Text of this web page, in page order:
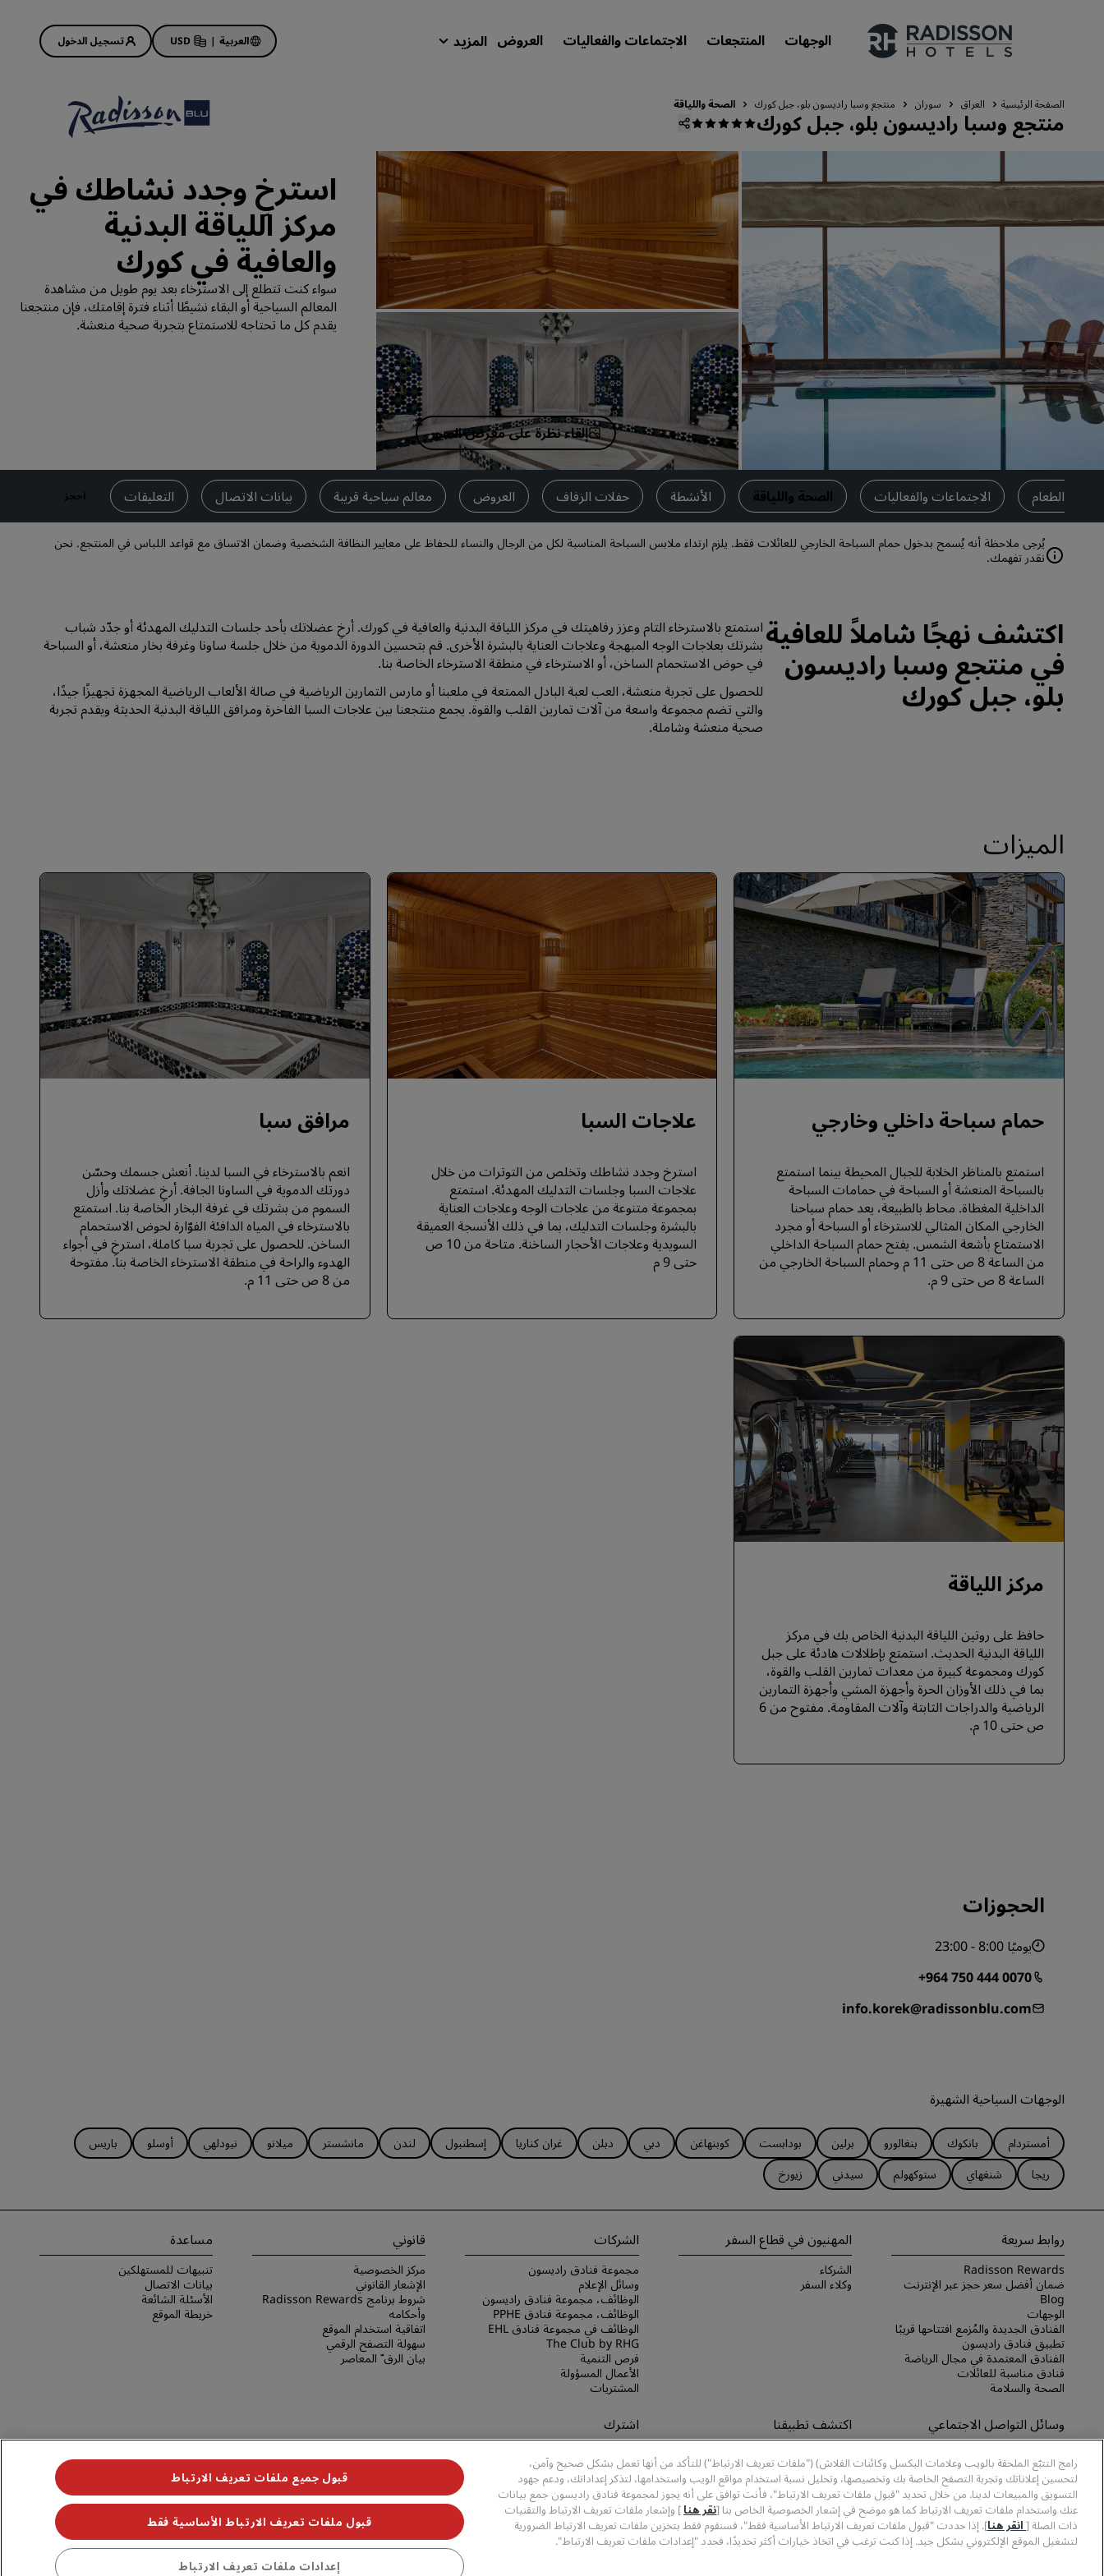
الوجهات المنتجعات الاجتماعات والفعاليات العروض المزيد العربية |
USD تسجيل الدخول
علاماتنا التجارية
العلامات التجارية التابعة في الصين
الوجهات
المنتجعات
فنادق قريبة من المطار
الفنادق الجديدة والمرتقب افتتاحها قريبًا
الاجتماعات والفعاليات
استكشف برنامج Radisson Meetings
احجز اجتماعًا
اطلب عرض أسعار
وجهات الفعاليات
حلول الصناعة
البحث عن الرحلات
البحث عن الرحلات
الخدمات الرقمية
تطبيق فنادق راديسون
عروض الفنادق
ابدأ الآن لربح الكثير
Deals of the Day
احجز مقدمًا
اطلع على الباقات المتاحة لدينا
أفكار السفر
مسافر بغرض العمل
فنادق في وسط المدينة
تفضل بزيارة مدونتنا
المزايا
كيفية استخدام النقاط
موظفو الحجز ومُنظِّمو الرحلات
الصفحة الرئيسية العراق سوران منتجع وسبا راديسون بلو، جبل كورك الصحة واللياقة
منتجع وسبا راديسون بلو، جبل كورك
إلقاء نظرة على معرض الصور
استرخِ وجدد نشاطك في
مركز اللياقة البدنية
والعافية في كورك
سواء كنت تتطلع إلى الاسترخاء بعد يوم طويل من مشاهدة
المعالم السياحية أو البقاء نشيطًا أثناء فترة إقامتك، فإن منتجعنا
يقدم كل ما تحتاجه للاستمتاع بتجربة صحية منعشة.
تناول الطعام الاجتماعات والفعاليات الصحة واللياقة الأنشطة حفلات الزفاف العروض معالم سياحية قريبة بيانات الاتصال التعليقات احجز
يُرجى ملاحظة أنه يُسمح بدخول حمام السباحة الخارجي للعائلات فقط. يلزم ارتداء ملابس السباحة المناسبة لكل من الرجال والنساء للحفاظ على معايير النظافة الشخصية وضمان الاتساق مع قواعد اللباس في المنتجع. نحن
نقدر تفهمك.
اكتشف نهجًا شاملاً للعافية
في منتجع وسبا راديسون
بلو، جبل كورك
استمتع بالاسترخاء التام وعزز رفاهيتك في مركز اللياقة البدنية والعافية في كورك. أرخِ عضلاتك بأحد جلسات التدليك المهدئة أو جدّد شباب
بشرتك بعلاجات الوجه المبهجة وعلاجات العناية بالبشرة الأخرى. قم بتحسين الدورة الدموية من خلال جلسة ساونا وغرفة بخار منعشة، أو السباحة
في حوض الاستحمام الساخن، أو الاسترخاء في منطقة الاسترخاء الخاصة بنا.
للحصول على تجربة منعشة، العب لعبة البادل الممتعة في ملعبنا أو مارس التمارين الرياضية في صالة الألعاب الرياضية المجهزة تجهيزًا جيدًا،
والتي تضم مجموعة واسعة من آلات تمارين القلب والقوة. يجمع منتجعنا بين علاجات السبا الفاخرة ومرافق اللياقة البدنية الحديثة ويقدم تجربة
صحية منعشة وشاملة.
الميزات
حمام سباحة داخلي وخارجي
استمتع بالمناظر الخلابة للجبال المحيطة بينما استمتع
بالسباحة المنعشة أو السباحة في حمامات السباحة
الداخلية المغطاة. محاط بالطبيعة، يعد حمام سباحنا
الخارجي المكان المثالي للاسترخاء أو السباحة أو مجرد
الاستمتاع بأشعة الشمس. يفتح حمام السباحة الداخلي
من الساعة 8 ص حتى 11 م وحمام السباحة الخارجي من
الساعة 8 ص حتى 9 م.
علاجات السبا
استرخ وجدد نشاطك وتخلص من التوترات من خلال
علاجات السبا وجلسات التدليك المهدئة. استمتع
بمجموعة متنوعة من علاجات الوجه وعلاجات العناية
بالبشرة وجلسات التدليك، بما في ذلك الأنسجة العميقة
السويدية وعلاجات الأحجار الساخنة. متاحة من 10 ص
حتى 9 م
مرافق سبا
انعم بالاسترخاء في السبا لدينا. أنعش جسمك وحسّن
دورتك الدموية في الساونا الجافة. أرخِ عضلاتك وأزل
السموم من بشرتك في غرفة البخار الخاصة بنا. استمتع
بالاسترخاء في المياه الدافئة الفوّارة لحوض الاستحمام
الساخن. للحصول على تجربة سبا كاملة، استرخِ في أجواء
الهدوء والراحة في منطقة الاسترخاء الخاصة بنا. مفتوحة
من 8 ص حتى 11 م.
مركز اللياقة
حافظ على روتين اللياقة البدنية الخاص بك في مركز
اللياقة البدنية الحديث. استمتع بإطلالات هادئة على جبل
كورك ومجموعة كبيرة من معدات تمارين القلب والقوة،
بما في ذلك الأوزان الحرة وأجهزة المشي وأجهزة التمارين
الرياضية والدراجات الثابتة وآلات المقاومة. مفتوح من 6
ص حتى 10 م.
الحجوزات
يوميًا 8:00 - 23:00
+964 750 444 0070
info.korek@radissonblu.com
الوجهات السياحية الشهيرة
أمستردام بانكوك بنغالورو برلين بودابست كوبنهاغن دبي دبلن غران كناريا إسطنبول لندن مانشستر ميلانو نيودلهي أوسلو
باريس
ريجا
شنغهاي ستوكهولم سيدني زيورخ
روابط سريعة
Radisson Rewards
ضمان أفضل سعر حجز عبر الإنترنت
Blog
الوجهات
الفنادق الجديدة والمُزمع افتتاحها قريبًا
تطبيق فنادق راديسون
الفنادق المعتمدة في مجال الرياضة
فنادق مناسبة للعائلات
الصحة والسلامة
المهنيون في قطاع السفر
الشركاء
وكلاء السفر
الشركات
مجموعة فنادق راديسون
وسائل الإعلام
الوظائف، مجموعة فنادق راديسون
الوظائف، مجموعة فنادق PPHE
الوظائف في مجموعة فنادق EHL
The Club by RHG
فرص التنمية
الأعمال المسؤولة
المشتريات
قانوني
مركز الخصوصية
الإشعار القانوني
شروط برنامج Radisson Rewards
وأحكامه
اتفاقية استخدام الموقع
سهولة التصفح الرقمي
بيان الرق ّ المعاصر
مساعدة
تنبيهات للمستهلكين
بيانات الاتصال
الأسئلة الشائعة
خريطة الموقع
وسائل التواصل الاجتماعي اكتشف تطبيقنا اشترك
لا تفوّت فرصة الحصول على أفضل
عروضنا
جميع الحقوق محفوظة. مجموعة فنادق راديسون (RHG)، وراديسون، وراديسون رِد، وراديسون بلو، وراديسون كوليكشن، وراديسون إنديفيديولز، وبارك بلازا، وبارك إن، وكانتري إن آند سويتس، وPrize by Radisson، وRadisson
رامج التتبّع الملحقة بالويب وعلامات البكسل وكائنات الفلاش) ("ملفات تعريف الارتباط") للتأكد من أنها تعمل بشكل صحيح وآمن،
لتحسين إعلاناتك وتجربة التصفح الخاصة بك وتخصيصها، وتحليل نسبة استخدام مواقع الويب واستخدامها، لتذكر إعداداتك، ودعم جهود
التسويق والمبيعات لدينا. من خلال تحديد "قبول ملفات تعريف الارتباط"، فأنت توافق على أنه يجوز لمجموعة فنادق راديسون جمع بيانات
عنك واستخدام ملفات تعريف الارتباط كما هو موضح في إشعار الخصوصية الخاص بنا [نقر هنا ] وإشعار ملفات تعريف الارتباط والتقنيات
ذات الصلة [ انقر هنا]. إذا حددت "قبول ملفات تعريف الارتباط الأساسية فقط"، فسنقوم فقط بتخزين ملفات تعريف الارتباط الضرورية
لتشغيل الموقع الإلكتروني بشكل جيد. إذا كنت ترغب في اتخاذ خيارات أكثر تحديدًا، فحدد "إعدادات ملفات تعريف الارتباط".
قبول جميع ملفات تعريف الارتباط
قبول ملفات تعريف الارتباط الأساسية فقط
إعدادات ملفات تعريف الارتباط